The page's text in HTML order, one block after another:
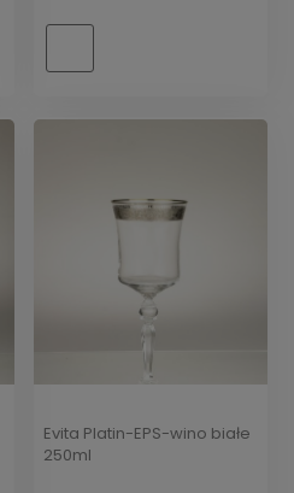
Evita Platin-EPS-wino białe
250ml